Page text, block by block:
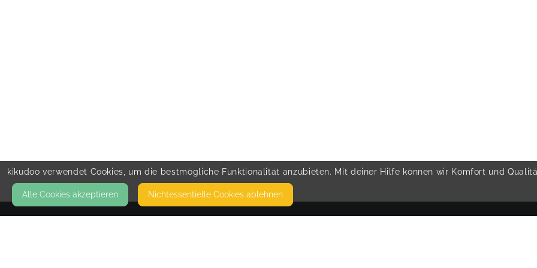
kikudoo verwendet Cookies, um die bestmögliche Funktionalität anzubieten. Mit deiner Hilfe können wir Komfort und
Alle Cookies akzeptieren Nicht­essentielle Cookies ablehnen